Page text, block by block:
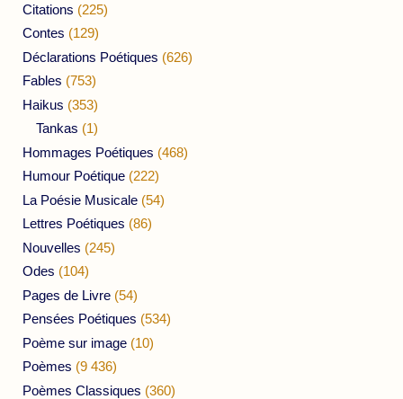
Citations (225)
Contes (129)
Déclarations Poétiques (626)
Fables (753)
Haikus (353)
Tankas (1)
Hommages Poétiques (468)
Humour Poétique (222)
La Poésie Musicale (54)
Lettres Poétiques (86)
Nouvelles (245)
Odes (104)
Pages de Livre (54)
Pensées Poétiques (534)
Poème sur image (10)
Poèmes (9 436)
Poèmes Classiques (360)